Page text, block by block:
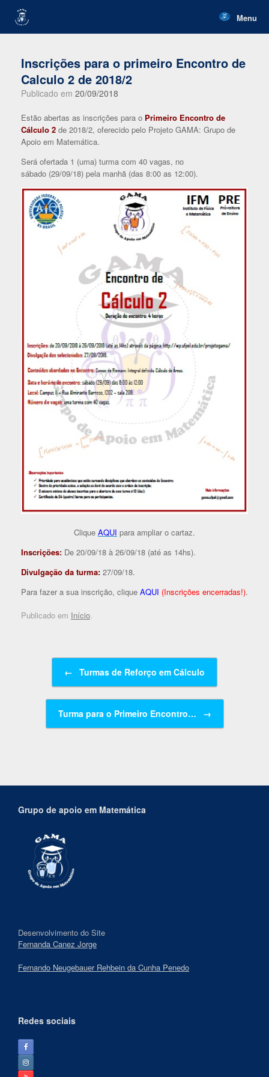
content
Menu
Inscrições para o primeiro Encontro de
Calculo 2 de 2018/2
Publicado em 20/09/2018
Estão abertas as inscrições para o Primeiro Encontro de
Cálculo 2 de 2018/2, oferecido pelo Projeto GAMA: Grupo de
Apoio em Matemática.
Será ofertada 1 (uma) turma com 40 vagas, no
sábado (29/09/18) pela manhã (das 8:00 as 12:00).
Clique AQUI para ampliar o cartaz.
Inscrições: De 20/09/18 à 26/09/18 (até as 14hs).
Divulgação da turma: 27/09/18.
Para fazer a sua inscrição, clique AQUI (Inscrições encerradas!).
Publicado em Início.
Navegação de posts
← Turmas de Reforço em Cálculo
Turma para o Primeiro Encontro… →
Grupo de apoio em Matemática
Desenvolvimento do Site
Fernanda Canez Jorge
Fernando Neugebauer Rehbein da Cunha Penedo
Redes sociais